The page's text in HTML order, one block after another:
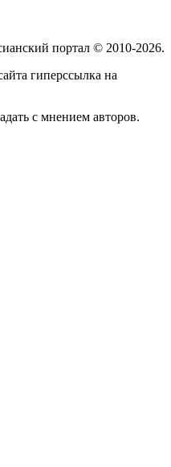
портал © 2010-2026.
гиперссылка на
с мнением авторов.